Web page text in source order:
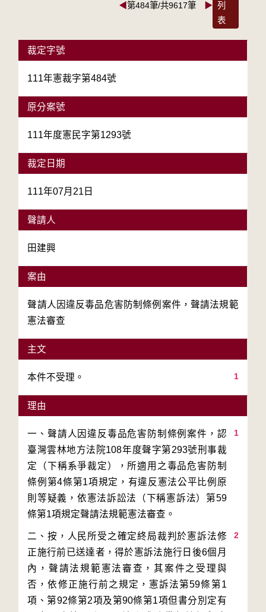
◀第484筆/共9617筆 ▶ 列
表
裁定字號
111年憲裁字第484號
原分案號
111年度憲民字第1293號
裁定日期
111年07月21日
聲請人
田建興
案由
聲請人因違反毒品危害防制條例案件，聲請法規範
憲法審查
主文
1
理由
1
一、聲請人因違反毒品危害防制條例案件，認
臺灣雲林地方法院108年度聲字第293號刑事裁
定（下稱系爭裁定），所適用之毒品危害防制
條例第4條第1項規定，有違反憲法公平比例原
則等疑義，依憲法訴訟法（下稱憲訴法）第59
2
二、按，人民所受之確定終局裁判於憲訴法修
正施行前已送達者，得於憲訴法施行日後6個月
內，聲請法規範憲法審查，其案件之受理與
否，依修正施行前之規定，憲訴法第59條第1
項、第92條第2項及第90條第1項但書分別定有